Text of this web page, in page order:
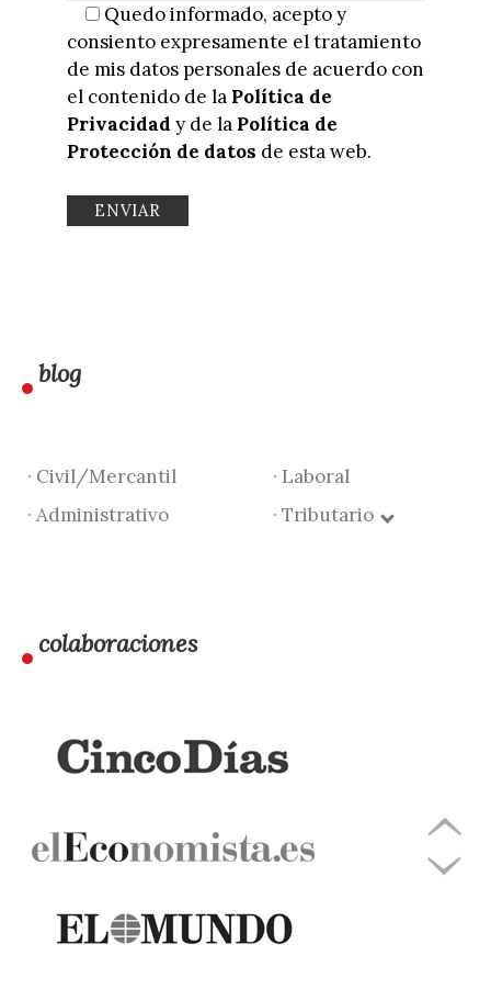
Quedo informado, acepto y
consiento expresamente el tratamiento
de mis datos personales de acuerdo con
el contenido de la Política de
Privacidad y de la Política de
Protección de datos de esta web.
blog
· Civil/Mercantil
· Laboral
· Administrativo
· Tributario
colaboraciones